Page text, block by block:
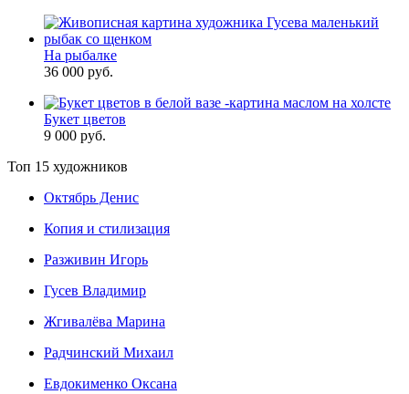
На рыбалке
36 000 руб.
Букет цветов
9 000 руб.
Топ 15 художников
Октябрь Денис
Копия и стилизация
Разживин Игорь
Гусев Владимир
Жгивалёва Марина
Радчинский Михаил
Евдокименко Оксана